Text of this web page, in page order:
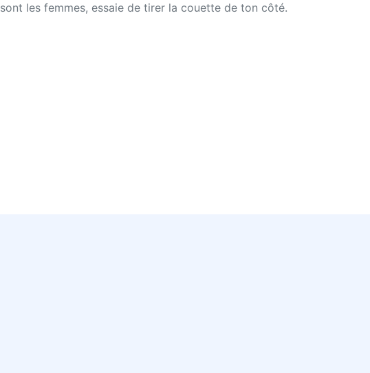
les femmes, essaie de tirer la couette de ton côté.